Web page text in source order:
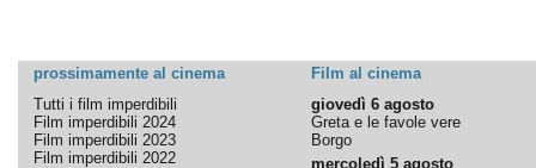
prossimamente al cinema
Film al cinema
Tutti i film imperdibili
Film imperdibili 2024
Film imperdibili 2023
Film imperdibili 2022
giovedì 6 agosto
Greta e le favole vere
Borgo
mercoledì 5 agosto